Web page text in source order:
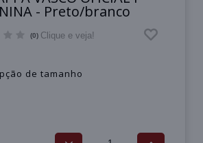
- Preto/branco
(0) Clique e veja!
de tamanho